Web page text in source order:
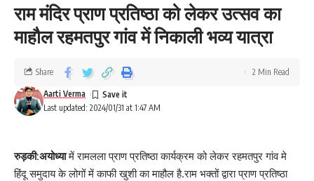
राम मंदिर प्राण प्रतिष्ठा को लेकर उत्सव का
माहौल रहमतपुर गांव में निकाली भव्य यात्रा
Last updated: 2024/01/31 at 1:47 AM
Aarti Verma
Share 2 Min Read
रुड़की:अयोध्यामें रामलला प्राण प्रतिष्ठा कार्यक्रम को लेकर रहमतपुर गांव मे
हिंदू समुदाय के लोगों में काफी खुशी का माहौल है.राम भक्तों द्वारा प्राण प्रतिष्ठा